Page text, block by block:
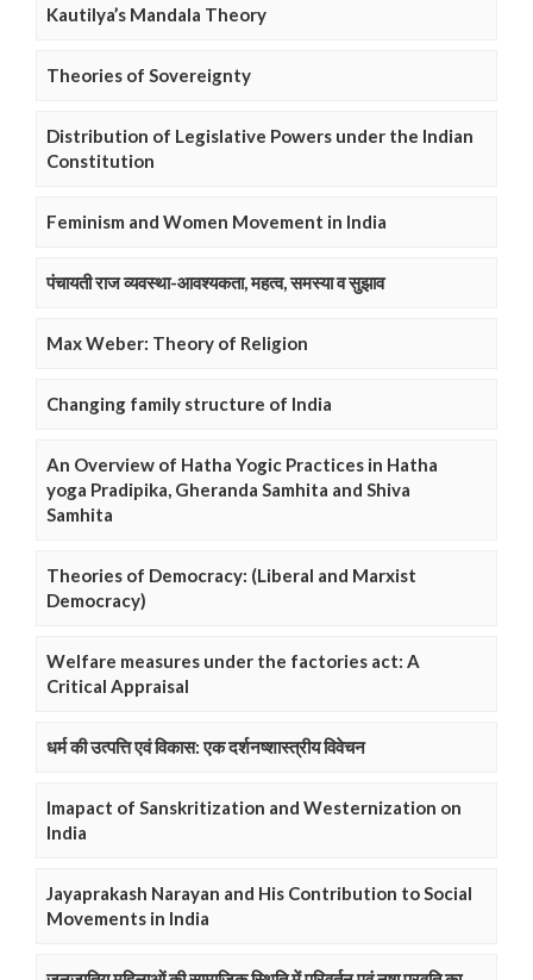
Kautilya’s Mandala Theory
Theories of Sovereignty
Distribution of Legislative Powers under the Indian
Constitution
Feminism and Women Movement in India
पंचायती राज व्यवस्था-आवश्यकता, महत्व, समस्या व सुझाव
Max Weber: Theory of Religion
Changing family structure of India
An Overview of Hatha Yogic Practices in Hatha
yoga Pradipika, Gheranda Samhita and Shiva
Samhita
Theories of Democracy: (Liberal and Marxist
Democracy)
Welfare measures under the factories act: A
Critical Appraisal
धर्म की उत्पत्ति एवं विकास: एक दर्शनष्शास्त्रीय विवेचन
Imapact of Sanskritization and Westernization on
India
Jayaprakash Narayan and His Contribution to Social
Movements in India